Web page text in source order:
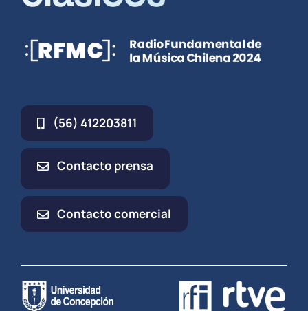
(56) 412203811
Contacto prensa
Contacto comercial